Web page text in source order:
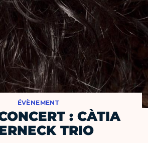
ÉVÈNEMENT
: CÀTIA
TRIO